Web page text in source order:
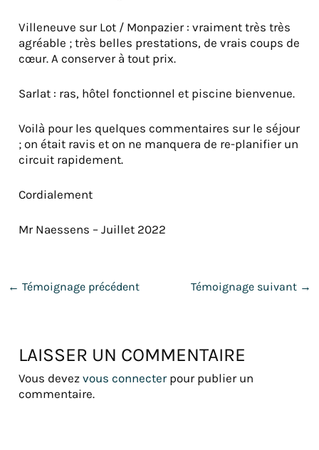
Villeneuve sur Lot / Monpazier : vraiment très très
agréable ; très belles prestations, de vrais coups de
cœur. A conserver à tout prix.
Sarlat : ras, hôtel fonctionnel et piscine bienvenue.
Voilà pour les quelques commentaires sur le séjour
; on était ravis et on ne manquera de re-planifier un
circuit rapidement.
Cordialement
Mr Naessens – Juillet 2022
← Témoignage précédent Témoignage suivant →
LAISSER UN COMMENTAIRE
Vous devezvous connecterpour publier un
commentaire.